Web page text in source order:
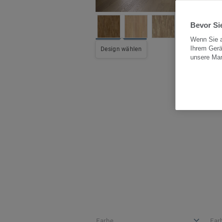
Design wählen
Bevor
Wenn Sie
Ihrem
unsere